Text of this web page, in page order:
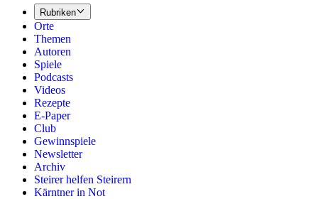
Rubriken
Orte
Themen
Autoren
Spiele
Podcasts
Videos
Rezepte
E-Paper
Club
Gewinnspiele
Newsletter
Archiv
Steirer helfen Steirern
Kärntner in Not